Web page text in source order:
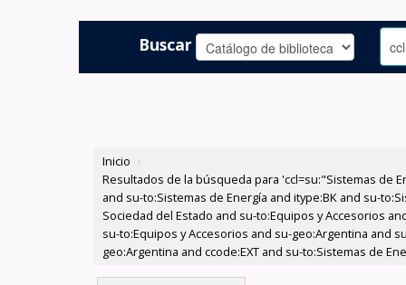
Buscar
Inicio ›
Resultados de la búsqueda para 'ccl=su:"Sistemas de
and su-to:Sistemas de Energía and itype:BK and su-
Sociedad del Estado and su-to:Equipos y Accesorios
su-to:Equipos y Accesorios and su-geo:Argentina and
geo:Argentina and ccode:EXT and su-to:Sistemas de